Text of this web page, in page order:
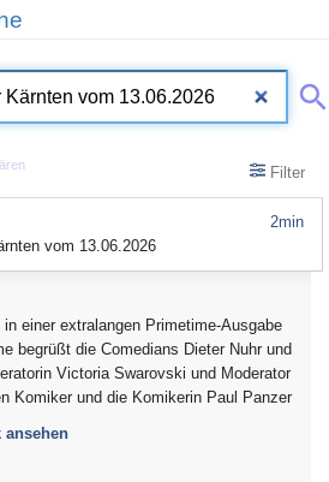
Filter
2min
vom 13.06.2026
einer extralangen Primetime-Ausgabe
begrüßt die Comedians Dieter Nuhr und
Victoria Swarovski und Moderator
Komiker und die Komikerin Paul Panzer
ansehen